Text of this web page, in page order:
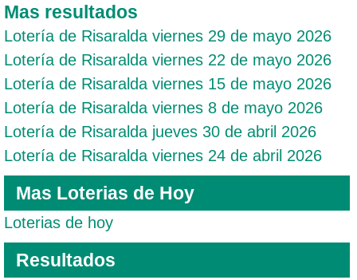
Mas resultados
Lotería de Risaralda viernes 29 de mayo 2026
Lotería de Risaralda viernes 22 de mayo 2026
Lotería de Risaralda viernes 15 de mayo 2026
Lotería de Risaralda viernes 8 de mayo 2026
Lotería de Risaralda jueves 30 de abril 2026
Lotería de Risaralda viernes 24 de abril 2026
Mas Loterias de Hoy
Loterias de hoy
Resultados